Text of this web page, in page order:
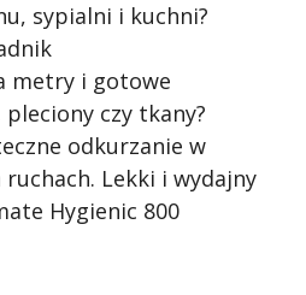
sypialni i kuchni?
metry i gotowe
pleciony czy tkany?
odkurzanie w
Lekki i wydajny
Hygienic 800